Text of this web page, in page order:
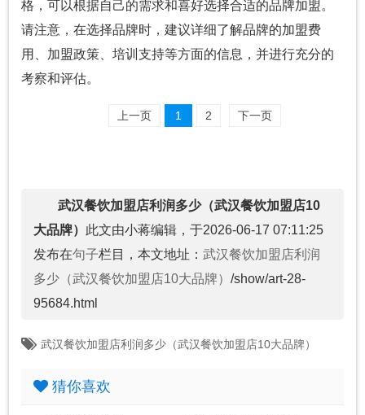
格，可以根据自己的需求和喜好选择合适的品牌加盟。
请注意，在选择品牌时，建议详细了解品牌的加盟费
用、加盟政策、培训支持等方面的信息，并进行充分的
考察和评估。
上一页 1 2 下一页
武汉餐饮加盟店利润多少（武汉餐饮加盟店10
大品牌） 此文由小蒋编辑，于2026-06-17 07:11:25
发布在句子栏目，本文地址： 武汉餐饮加盟店利润
多少（武汉餐饮加盟店10大品牌） /show/art-28-
95684.html
武汉餐饮加盟店利润多少（武汉餐饮加盟店10大品牌）
猜你喜欢